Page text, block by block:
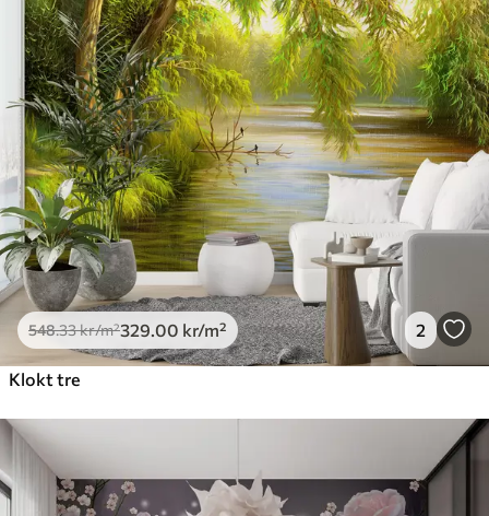
Premium
665.00399.00kr/m²
Premium vinyl
650.00390.00kr/m²
Peel and Stick
925.00555.00kr/m²
548.33kr/m²329 .00 kr/m² 2
Klokt tre